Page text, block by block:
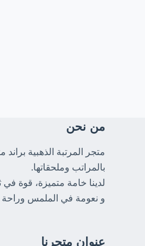
من نحن
متجر المرتبة الذهبية
بالمراتب وملحقاتها.
لدينا خامة متميزة، قوة في
و نعومة في الملمس وراحة
عنوان متجرنا